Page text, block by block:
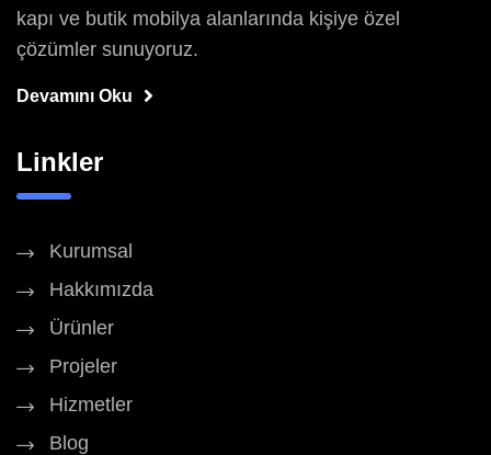
kapı ve butik mobilya alanlarında kişiye özel
çözümler sunuyoruz.
Devamını Oku
Linkler
Kurumsal
Hakkımızda
Ürünler
Projeler
Hizmetler
Blog